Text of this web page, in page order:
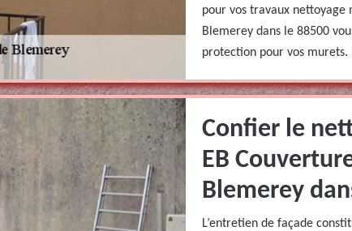
pour vos travaux nettoyage
Blemerey dans le 88500
protection pour vos
Confier le
EB
Blemerey
L’entretien de façade